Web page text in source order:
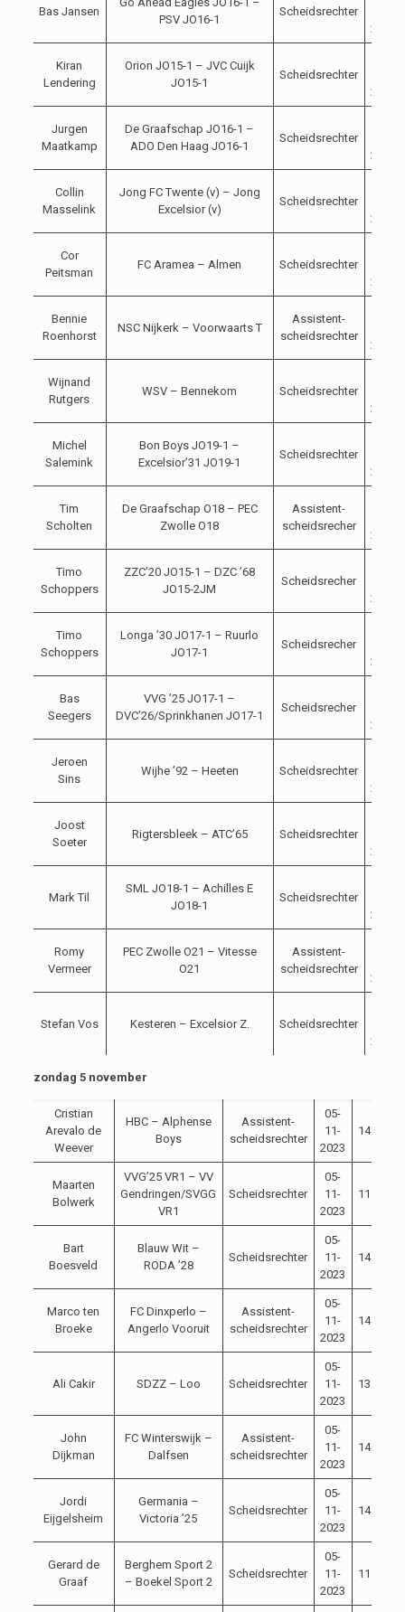
Bas Jansen
PSV JO16-1
Scheidsrechter
2023
Kiran
Lendering
Orion JO15-1 – JVC Cuijk
JO15-1
Scheidsrechter
2023
Jurgen
Maatkamp
De Graafschap JO16-1 –
ADO Den Haag JO16-1
Scheidsrechter
2023
Collin
Masselink
Jong FC Twente (v) – Jong
Excelsior (v)
Scheidsrechter
2023
Cor
Peitsman
FC Aramea – Almen Scheidsrechter
2023
Bennie
Roenhorst
NSC Nijkerk – Voorwaarts T
Assistent-
scheidsrechter
2023
Wijnand
Rutgers
WSV – Bennekom Scheidsrechter
2023
Michel
Salemink
Bon Boys JO19-1 –
Excelsior’31 JO19-1
Scheidsrechter
2023
Tim
Scholten
De Graafschap O18 – PEC
Zwolle O18
Assistent-
scheidsrecher
2023
Timo
Schoppers
ZZC’20 JO15-1 – DZC ’68
JO15-2JM
Scheidsrecher
2023
Timo
Schoppers
Longa ’30 JO17-1 – Ruurlo
JO17-1
Scheidsrecher
2023
Bas
Seegers
VVG ’25 JO17-1 –
DVC’26/Sprinkhanen JO17-1
Scheidsrecher
2023
Jeroen
Sins
Wijhe ’92 – Heeten Scheidsrechter
2023
Joost
Soeter
Rigtersbleek – ATC’65 Scheidsrechter
2023
Mark Til
SML JO18-1 – Achilles E
JO18-1
Scheidsrechter
2023
Romy
Vermeer
PEC Zwolle O21 – Vitesse
O21
Assistent-
scheidsrechter
2023
Stefan Vos Kesteren – Excelsior Z. Scheidsrechter
2023
zondag 5 november
Cristian
Arevalo de
Weever
HBC – Alphense
Boys
Assistent-
scheidsrechter
05-
11-
2023
14:30
Maarten
Bolwerk
VVG’25 VR1 – VV
Gendringen/SVGG
VR1
Scheidsrechter
05-
11-
2023
11:45
Bart
Boesveld
Blauw Wit –
RODA ’28
Scheidsrechter
05-
11-
2023
14:00
Marco ten
Broeke
FC Dinxperlo –
Angerlo Vooruit
Assistent-
scheidsrechter
05-
11-
2023
14:30
Ali Cakir SDZZ – Loo Scheidsrechter
05-
11-
2023
13:00
John
Dijkman
FC Winterswijk –
Dalfsen
Assistent-
scheidsrechter
05-
11-
2023
14:00
Jordi
Eijgelsheim
Germania –
Victoria ’25
Scheidsrechter
05-
11-
2023
14:30
Gerard de
Graaf
Berghem Sport 2
– Boekel Sport 2
Scheidsrechter
05-
11-
2023
11:30